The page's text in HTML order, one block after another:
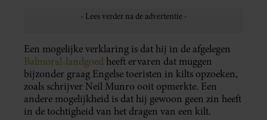
Een mogelijke verklaring is dat hij in de afgelegen
Balmoral-landgoed heeft ervaren dat muggen
bijzonder graag Engelse toeristen in kilts opzoeken,
zoals schrijver Neil Munro ooit opmerkte. Een
andere mogelijkheid is dat hij gewoon geen zin heeft
in de tochtigheid van het dragen van een kilt.